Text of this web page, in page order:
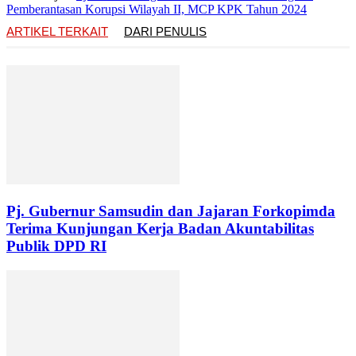
Pemberantasan Korupsi Wilayah II, MCP KPK Tahun 2024
ARTIKEL TERKAIT
DARI PENULIS
Pj. Gubernur Samsudin dan Jajaran Forkopimda
Terima Kunjungan Kerja Badan Akuntabilitas
Publik DPD RI